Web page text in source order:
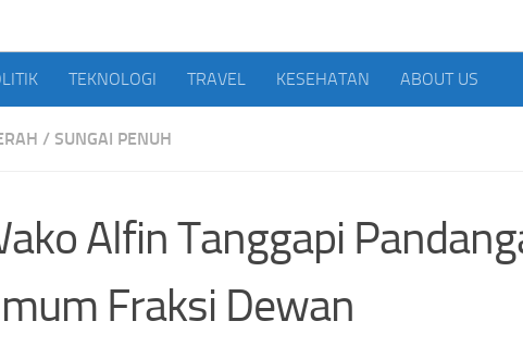
TEKNOLOGI TRAVEL KESEHATAN ABOUT US
/ SUNGAI PENUH
Alfin Tanggapi
Fraksi Dewan